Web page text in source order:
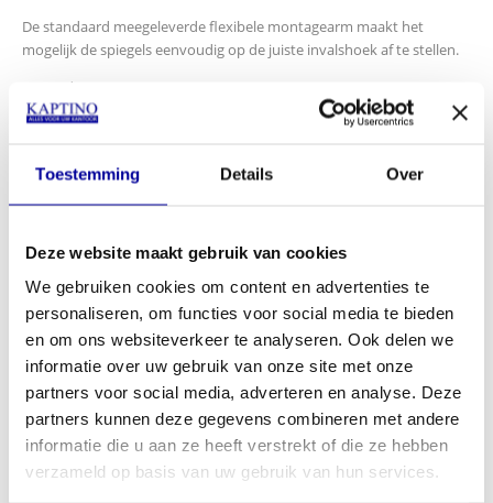
Toestemming Details Over
Deze website maakt gebruik van cookies
We gebruiken cookies om content en advertenties te
personaliseren, om functies voor social media te bieden
en om ons websiteverkeer te analyseren. Ook delen we
informatie over uw gebruik van onze site met onze
partners voor social media, adverteren en analyse. Deze
partners kunnen deze gegevens combineren met andere
informatie die u aan ze heeft verstrekt of die ze hebben
verzameld op basis van uw gebruik van hun services.
De standaard meegeleverde flexibele montagearm maakt het
mogelijk de spiegels eenvoudig op de juiste invalshoek af te stellen.
Rond
Afmetingen: 600 mm
INCL BTW: €114,95
In mijn winkelwagen
Offerte aanvragen
Schrijf u in voor onze nieuwsbrief